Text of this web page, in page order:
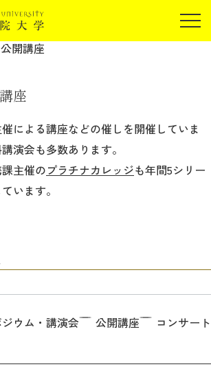
企業・研究者の方
地域・一般の方
報道関係の方
在学生の方
いて
開講座
座
催による講座などの催しを開催していま
演会も多数あります。
主催のプラチナカレッジも年間5シリー
います。
ウム・講演会 公開講座
コンサート